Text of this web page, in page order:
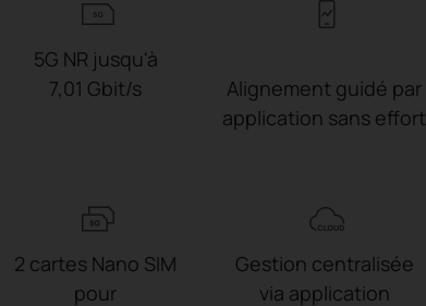
5G NR jusqu'à
7,01 Gbit/s
Alignement guidé par
application sans effort
2 cartes Nano SIM
pour
Gestion centralisée
via application